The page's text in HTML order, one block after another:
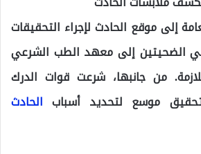
إلى موقع الحادث لإجراء التحقيقات
الضحيتين إلى معهد الطب الشرعي
من جانبها، شرعت قوات الدرك
موسع لتحديد أسبابالحادث